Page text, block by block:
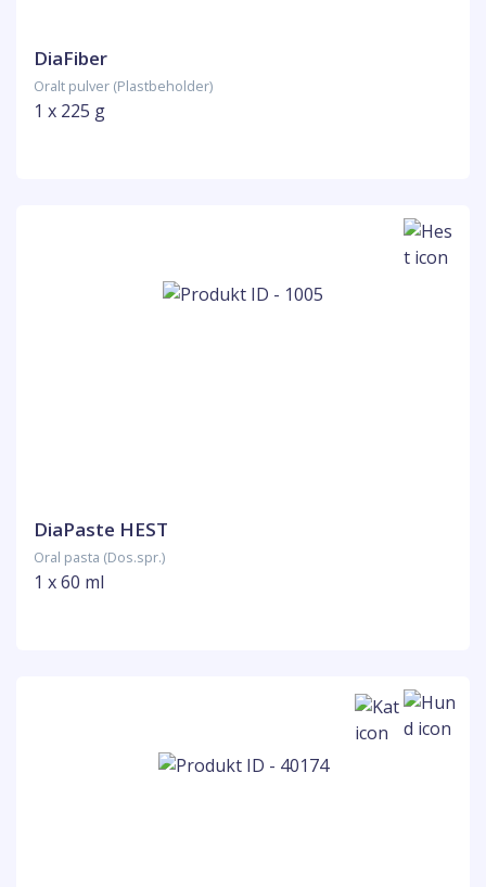
DiaFiber
Oralt pulver (Plastbeholder)
1 x 225 g
DiaPaste HEST
Oral pasta (Dos.spr.)
1 x 60 ml